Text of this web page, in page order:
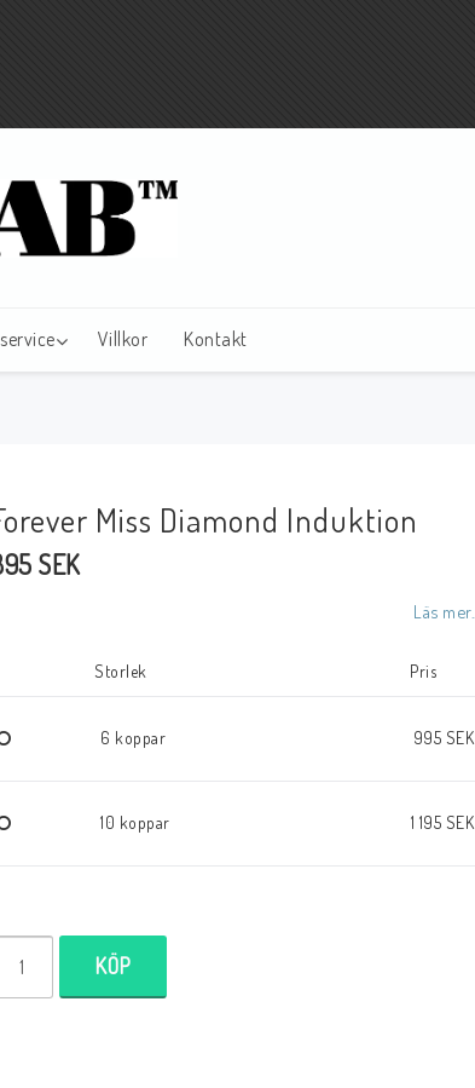
Villkor Kontakt
Miss Diamond Induktion
SEK
Läs mer...
Storlek Pris
6 koppar 995 SEK
10 koppar 1 195 SEK
KÖP